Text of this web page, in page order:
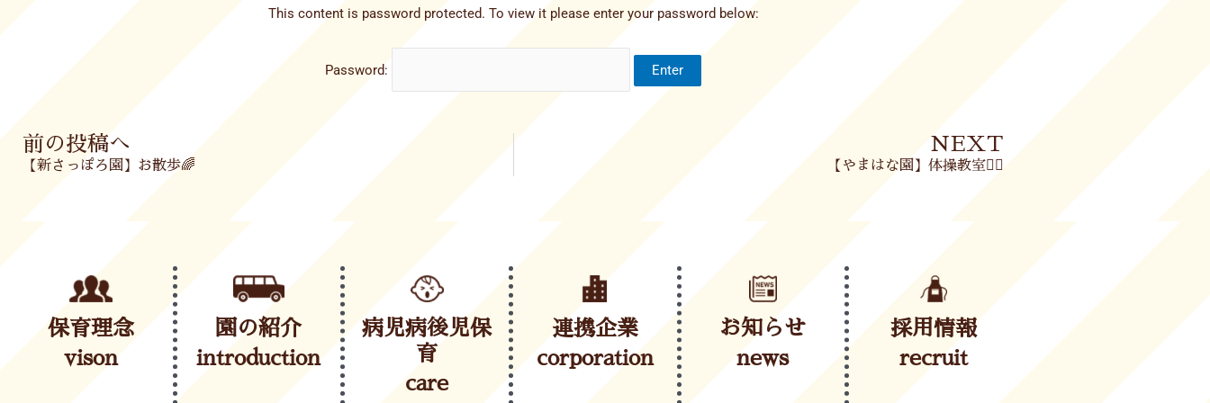
This content is password protected. To view it please enter your password below:
Password:
Prev
前の投稿へ
【新さっぽろ園】お散歩🌈
NEXT
【やまはな園】体操教室🤸‍♀️
保育理念
vison
園の紹介
introduction
病児病後児保
育
care
連携企業
corporation
お知らせ
news
採用情報
recruit